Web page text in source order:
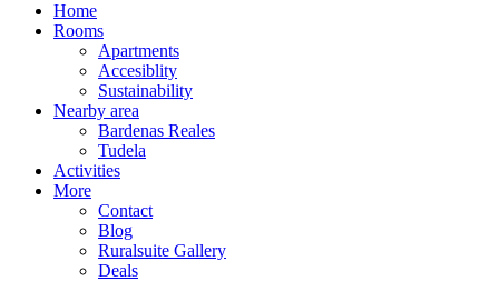
Home
Rooms
Apartments
Accesiblity
Sustainability
Nearby area
Bardenas Reales
Tudela
Activities
More
Contact
Blog
Ruralsuite Gallery
Deals